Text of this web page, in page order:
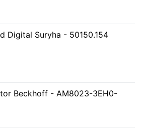
Digital Suryha - 50150.154
Beckhoff - AM8023-3EH0-